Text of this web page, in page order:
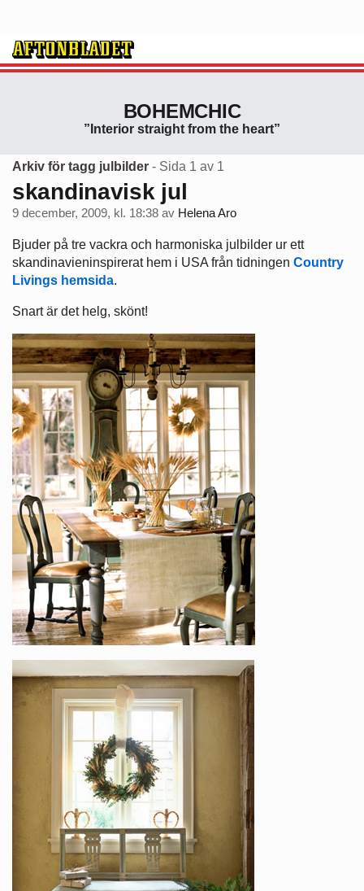
BOHEMCHIC
”Interior straight from the heart”
Arkiv för tagg julbilder - Sida 1 av 1
skandinavisk jul
9 december, 2009, kl. 18:38 av Helena Aro
Bjuder på tre vackra och harmoniska julbilder ur ett
skandinavieninspirerat hem i USA från tidningen Country
Livings hemsida.
Snart är det helg, skönt!